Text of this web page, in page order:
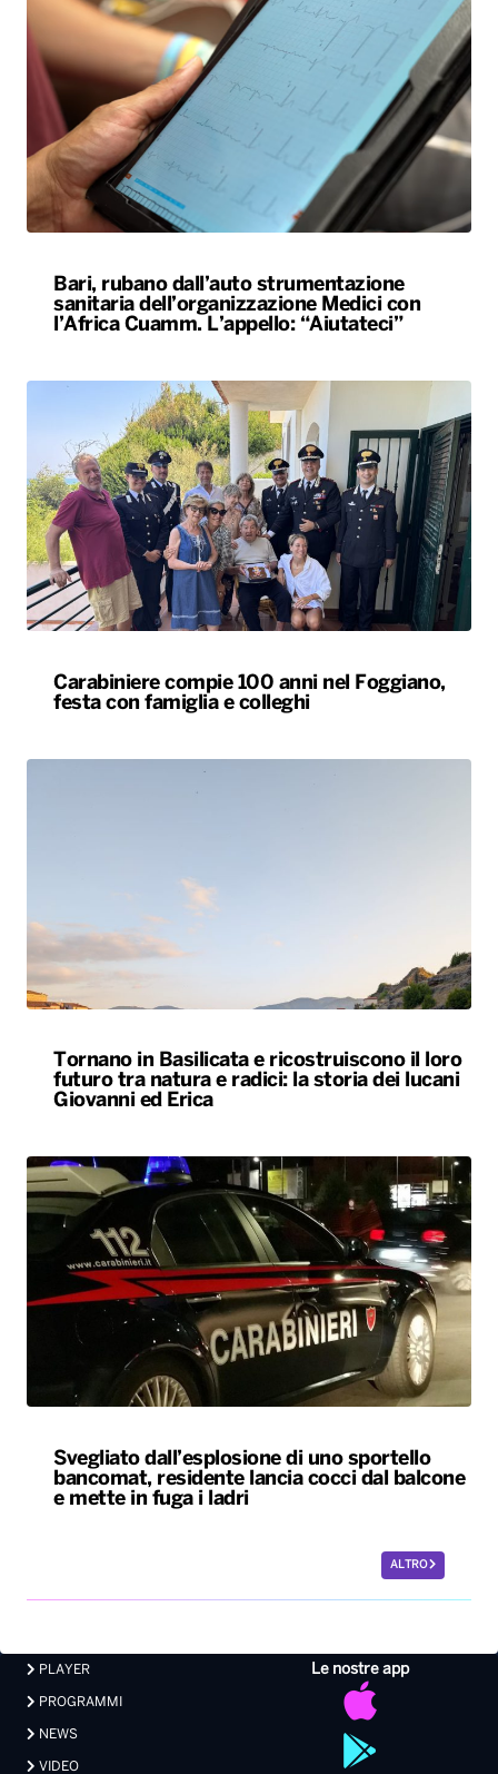
Bari, rubano dall’auto strumentazione
sanitaria dell’organizzazione Medici con
l’Africa Cuamm. L’appello: “Aiutateci”
Carabiniere compie 100 anni nel Foggiano,
festa con famiglia e colleghi
Tornano in Basilicata e ricostruiscono il loro
futuro tra natura e radici: la storia dei lucani
Giovanni ed Erica
Svegliato dall’esplosione di uno sportello
bancomat, residente lancia cocci dal balcone
e mette in fuga i ladri
ALTRO
Le nostre app
PLAYER
PROGRAMMI
NEWS
VIDEO